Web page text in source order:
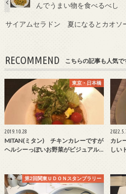
んでうまい物を食べるべし
サイアムセラドン 夏になるとカオソ
RECOMMEND こちらの記事も人気で
東京・日本橋
2019.10.28
MITAN(ミタン) チキンカレーですが
ヘルシーっぽいお野菜がビジュアル…
カレ
しい
第2回関東ＵＤＯＮスタンプラリー